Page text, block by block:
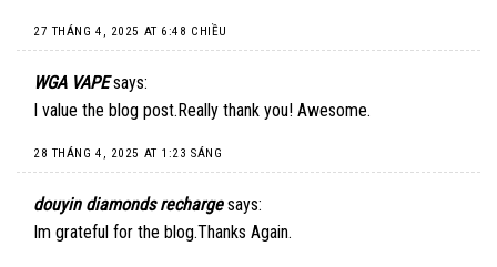
27 THÁNG 4, 2025 AT 6:48 CHIỀU
WGA VAPE says:
I value the blog post.Really thank you! Awesome.
28 THÁNG 4, 2025 AT 1:23 SÁNG
douyin diamonds recharge says:
Im grateful for the blog.Thanks Again.